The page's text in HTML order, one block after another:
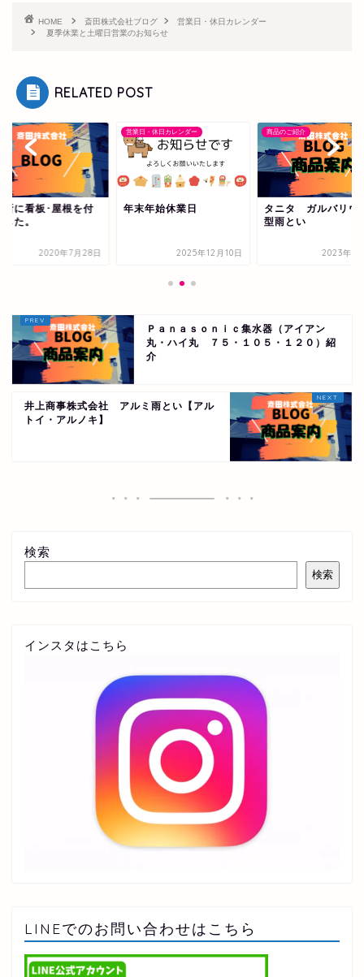
HOME 斎田株式会社ブログ
営業日・休日カレンダー
夏季休業と土曜日営業のお知らせ
RELATED POST
所に看板･屋根を付
た。
2020年7月28日
営業日・休日カレンダー
年末年始休業日
2025年12月10日
商品のご紹介
タニタ ガルバリウ
型雨とい
2023年4
Ｐａｎａｓｏｎｉｃ集水器（アイアン
丸・ハイ丸 ７５・１０５・１２０）紹
介
井上商事株式会社 アルミ雨とい【アル
トイ・アルノキ】
検索
検索
インスタはこちら
LINEでのお問い合わせはこちら